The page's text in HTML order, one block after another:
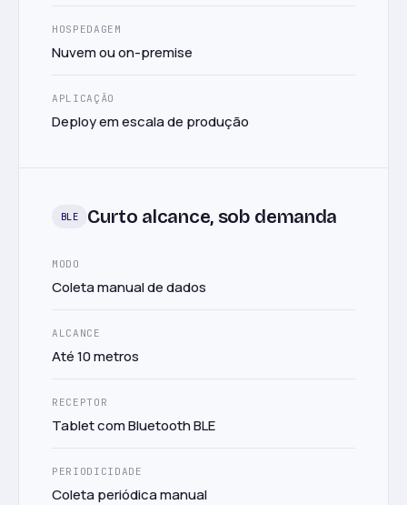
HOSPEDAGEM
Nuvem ou on-premise
APLICAÇÃO
Deploy em escala de produção
BLE Curto alcance, sob demanda
MODO
Coleta manual de dados
ALCANCE
Até 10 metros
RECEPTOR
Tablet com Bluetooth BLE
PERIODICIDADE
Coleta periódica manual